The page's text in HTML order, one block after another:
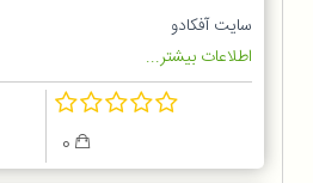
سایت آفکادو
اطلاعات بیشتر...